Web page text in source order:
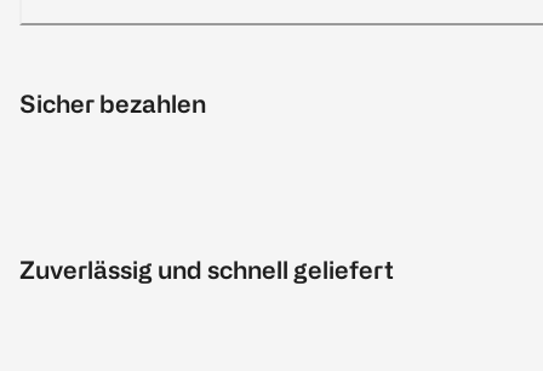
Sicher bezahlen
Zuverlässig und schnell geliefert